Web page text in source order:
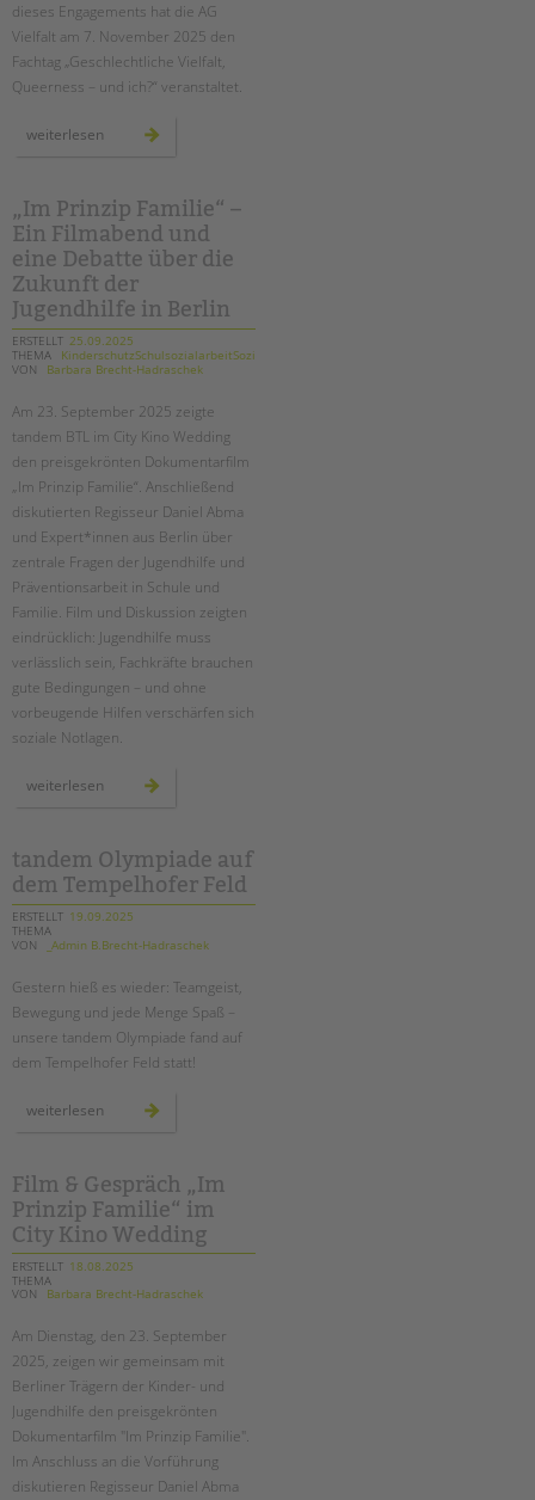
Zertfikatskurse
Seminarkalender
Seminarräume
STADTTEILARBEIT
Bereiche im Überblick
Kinder- und Jugendschutz
Unsere Videos
Gesellschafter VdK
schoolcoach BTL
tandem international
KARRIERE
Stellenangebote
tandem als Arbeitgeberin
NEWS/BLOG
unkuerzbar
Briefe an Kai
PRESSE
Magazin
KONTAKT
Intranet
Suchen
dieses Engagements hat die AG
Vielfalt am 7. November 2025 den
Fachtag „Geschlechtliche Vielfalt,
Queerness – und ich?“ veranstaltet.
weiterlesen vielfalt
den
blick
für
geschlechtliche
vielfalt
in
schule
und
jugendhilfe
„Im Prinzip Familie“ –
Ein Filmabend und
eine Debatte über die
Zukunft der
Jugendhilfe in Berlin
ERSTELLT 25.09.2025
THEMA
KinderschutzSchulsozialarbeitSozialarbeit
VON
Barbara Brecht-Hadraschek
Am 23. September 2025 zeigte
tandem BTL im City Kino Wedding
den preisgekrönten Dokumentarfilm
„Im Prinzip Familie“. Anschließend
diskutierten Regisseur Daniel Abma
und Expert*innen aus Berlin über
zentrale Fragen der Jugendhilfe und
Präventionsarbeit in Schule und
Familie. Film und Diskussion zeigten
eindrücklich: Jugendhilfe muss
verlässlich sein, Fachkräfte brauchen
gute Bedingungen – und ohne
vorbeugende Hilfen verschärfen sich
soziale Notlagen.
weiterlesen
filmabend
und
eine
debatte
über
die
zukunft
der
in
berlin
tandem Olympiade auf
dem Tempelhofer Feld
ERSTELLT 19.09.2025
THEMA
VON
_Admin B.Brecht-Hadraschek
Gestern hieß es wieder: Teamgeist,
Bewegung und jede Menge Spaß –
unsere tandem Olympiade fand auf
dem Tempelhofer Feld statt!
weiterlesen tandem
olympiade
feld
Film & Gespräch „Im
Prinzip Familie“ im
City Kino Wedding
ERSTELLT 18.08.2025
THEMA
VON
Barbara Brecht-Hadraschek
Am Dienstag, den 23. September
2025, zeigen wir gemeinsam mit
Berliner Trägern der Kinder- und
Jugendhilfe den preisgekrönten
Dokumentarfilm "Im Prinzip Familie".
Im Anschluss an die Vorführung
diskutieren Regisseur Daniel Abma